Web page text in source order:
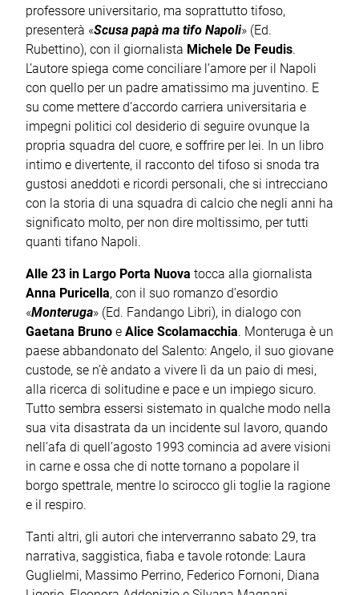
professore universitario, ma soprattutto tifoso,
presenterà «Scusa papà ma tifo Napoli» (Ed.
Rubettino), con il giornalista Michele De Feudis.
L’autore spiega come conciliare l’amore per il Napoli
con quello per un padre amatissimo ma juventino. E
su come mettere d’accordo carriera universitaria e
impegni politici col desiderio di seguire ovunque la
propria squadra del cuore, e soffrire per lei. In un libro
intimo e divertente, il racconto del tifoso si snoda tra
gustosi aneddoti e ricordi personali, che si intrecciano
con la storia di una squadra di calcio che negli anni ha
significato molto, per non dire moltissimo, per tutti
quanti tifano Napoli.
Alle 23 in Largo Porta Nuova tocca alla giornalista
Anna Puricella, con il suo romanzo d’esordio
«Monteruga» (Ed. Fandango Libri), in dialogo con
Gaetana Bruno e Alice Scolamacchia. Monteruga è un
paese abbandonato del Salento: Angelo, il suo giovane
custode, se n’è andato a vivere lì da un paio di mesi,
alla ricerca di solitudine e pace e un impiego sicuro.
Tutto sembra essersi sistemato in qualche modo nella
sua vita disastrata da un incidente sul lavoro, quando
nell’afa di quell’agosto 1993 comincia ad avere visioni
in carne e ossa che di notte tornano a popolare il
borgo spettrale, mentre lo scirocco gli toglie la ragione
e il respiro.
Tanti altri, gli autori che interverranno sabato 29, tra
narrativa, saggistica, fiaba e tavole rotonde: Laura
Guglielmi, Massimo Perrino, Federico Fornoni, Diana